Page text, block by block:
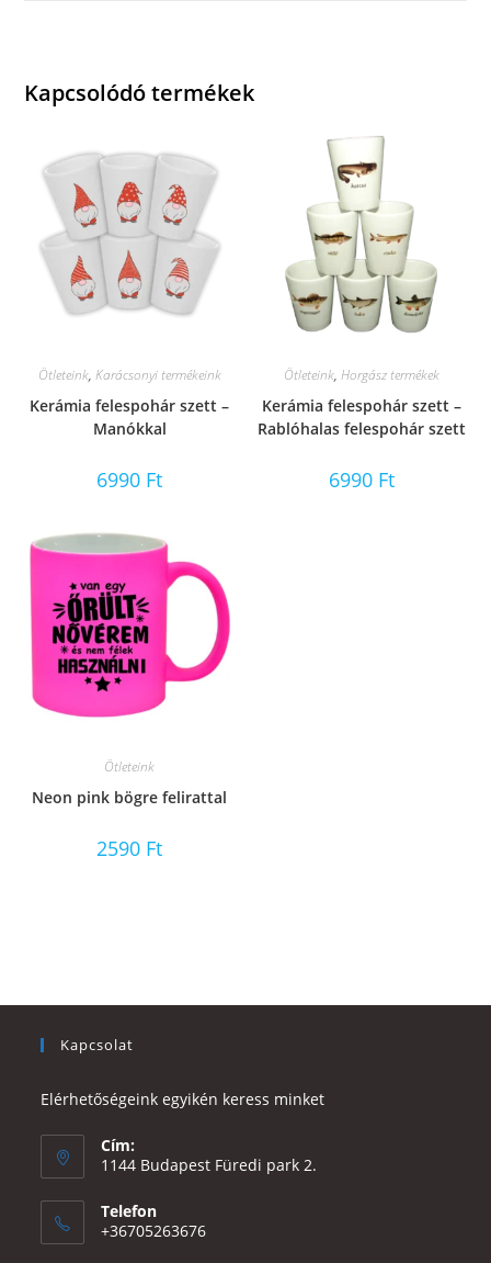
Kapcsolódó termékek
Ötleteink, Karácsonyi termékeink
Kerámia felespohár szett –
Manókkal
6990 Ft
Ötleteink, Horgász termékek
Kerámia felespohár szett –
Rablóhalas felespohár szett
6990 Ft
Ötleteink
Neon pink bögre felirattal
2590 Ft
Kapcsolat
Elérhetőségeink egyikén keress minket
Cím:
1144 Budapest Füredi park 2.
Telefon
+36705263676